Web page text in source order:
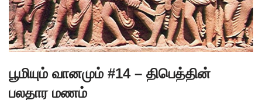
பூமியும் வானமும் #14 – திபெத்தின்
பலதார மணம்